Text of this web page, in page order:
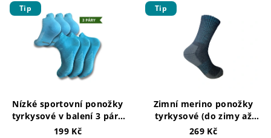
Tip
Nízké sportovní ponožky
tyrkysové v balení 3 párů
Snake Cotton Socks
199 Kč
Tip
Zimní merino ponožky
tyrkysové (do zimy až
-30°C )Wito Winter
269 Kč